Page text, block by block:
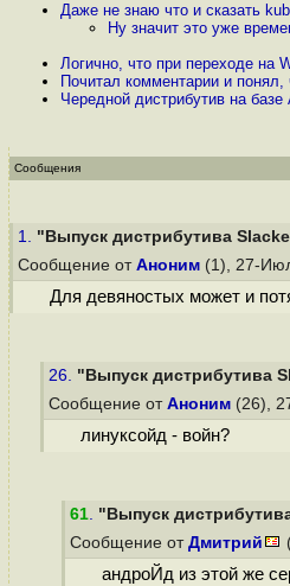
Даже не знаю что и сказать
Ну значит это уже
Логично, что при переходе на
Почитал комментарии и
Чередной дистрибутив на
Сообщения
1. "Выпуск дистрибутива
Сообщение от Аноним (1), 27-
Для девяностых может и
26. "Выпуск дистрибутива
Сообщение от Аноним (26),
линуксойд - войн?
61. "Выпуск
Сообщение от Дмитрий
андроЙд из этой же